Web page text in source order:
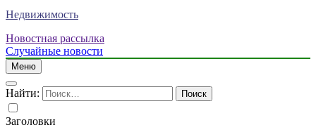
Недвижимость
Новостная рассылка
Случайные новости
Меню
Найти:
Заголовки